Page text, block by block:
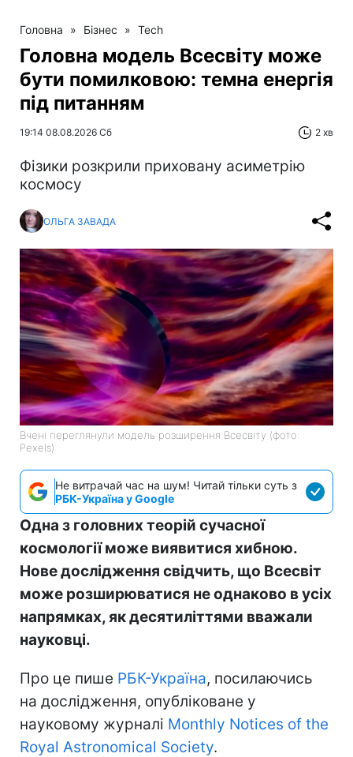
Головна » Бізнес » Tech
Головна модель Всесвіту може
бути помилковою: темна енергія
під питанням
19:14 08.08.2026 Сб 2 хв
Фізики розкрили приховану асиметрію
космосу
ОЛЬГА ЗАВАДА
Вчені переглянули модель розширення Всесвіту (фото:
Pexels)
Не витрачай час на шум! Читай тільки суть з
РБК-Україна у Google
Одна з головних теорій сучасної
космології може виявитися хибною.
Нове дослідження свідчить, що Всесвіт
може розширюватися не однаково в усіх
напрямках, як десятиліттями вважали
науковці.
Про це пише РБК-Україна, посилаючись
на дослідження, опубліковане у
науковому журналі Monthly Notices of the
Royal Astronomical Society.